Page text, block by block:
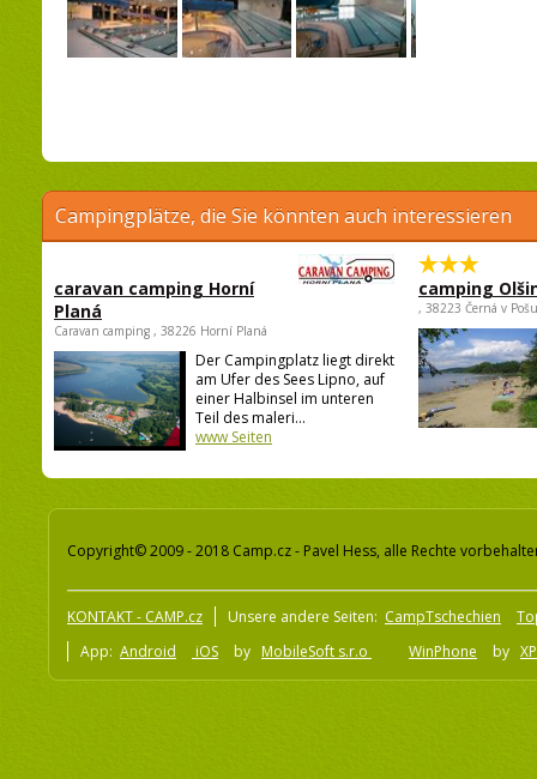
Campingplätze, die Sie könnten auch interessieren
caravan camping Horní
Planá
Caravan camping , 38226 Horní Planá
Der Campingplatz liegt direkt
am Ufer des Sees Lipno, auf
einer Halbinsel im unteren
Teil des maleri...
www Seiten
camping
, 38223 Černá v
Copyright© 2009 - 2018 Camp.cz - Pavel Hess, alle Rechte
KONTAKT - CAMP.cz Unsere andere Seiten: CampTschechien
App: Android iOS by MobileSoft s.r.o WinPhone by